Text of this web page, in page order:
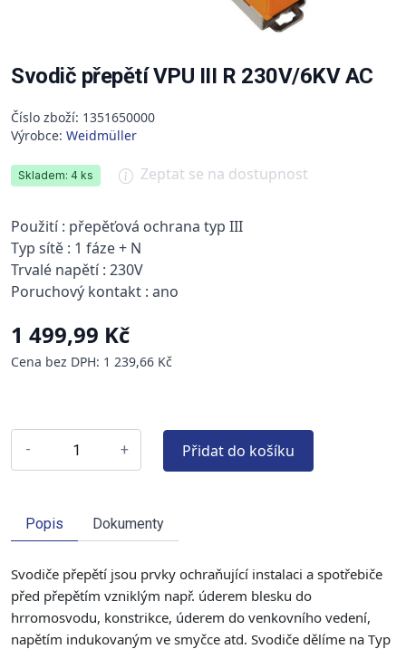
Svodič přepětí VPU III R 230V/6KV AC
Číslo zboží: 1351650000
Výrobce: Weidmüller
Skladem: 4 ks Zeptat se na dostupnost
Použití : přepěťová ochrana typ III
Typ sítě : 1 fáze + N
Trvalé napětí : 230V
Poruchový kontakt : ano
1 499,99 Kč
Cena bez DPH: 1 239,66 Kč
- + Přidat do košíku
Popis Dokumenty
Svodiče přepětí jsou prvky ochraňující instalaci a spotřebiče
před přepětím vzniklým např. úderem blesku do
hrromosvodu, konstrikce, úderem do venkovního vedení,
napětím indukovaným ve smyčce atd. Svodiče dělíme na Typ